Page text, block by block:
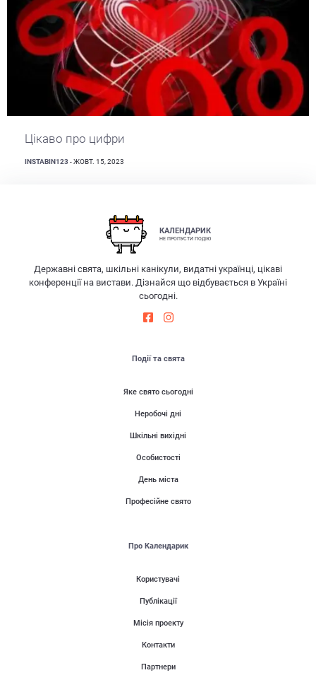
Цікаво про цифри
INSTABIN123 - ЖОВТ. 15, 2023
КАЛЕНДАРИК
НЕ ПРОПУСТИ ПОДІЮ
Державні свята, шкільні канікули, видатні українці, цікаві
конференції на вистави. Дізнайся що відбувається в Україні
сьогодні.
Події та свята
Яке свято сьогодні
Неробочі дні
Шкільні вихідні
Особистості
День міста
Професійне свято
Про Календарик
Користувачі
Публікації
Місія проекту
Контакти
Партнери